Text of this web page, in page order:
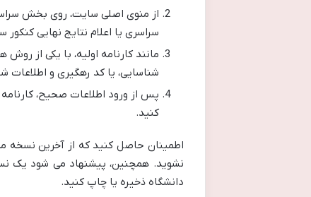
از منوی اصلی سایت، روی بخش
سراسری یا اعلام نتایج نهایی
مانند کارنامه اولیه، با یکی از
شناسایی، یا کد رهگیری و اطلاعات
پس از ورود اطلاعات صحیح،
کنید.
اطمینان حاصل کنید که از آخرین نسخه
نشوید. همچنین، پیشنهاد می شود یک
دانشگاه ذخیره یا چاپ کنید.